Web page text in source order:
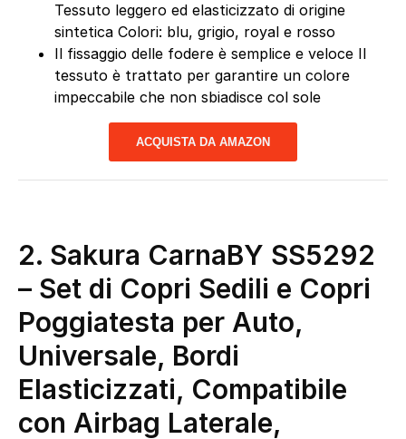
Tessuto leggero ed elasticizzato di origine
sintetica Colori: blu, grigio, royal e rosso
Il fissaggio delle fodere è semplice e veloce Il
tessuto è trattato per garantire un colore
impeccabile che non sbiadisce col sole
ACQUISTA DA AMAZON
2. Sakura CarnaBY SS5292
– Set di Copri Sedili e Copri
Poggiatesta per Auto,
Universale, Bordi
Elasticizzati, Compatibile
con Airbag Laterale,